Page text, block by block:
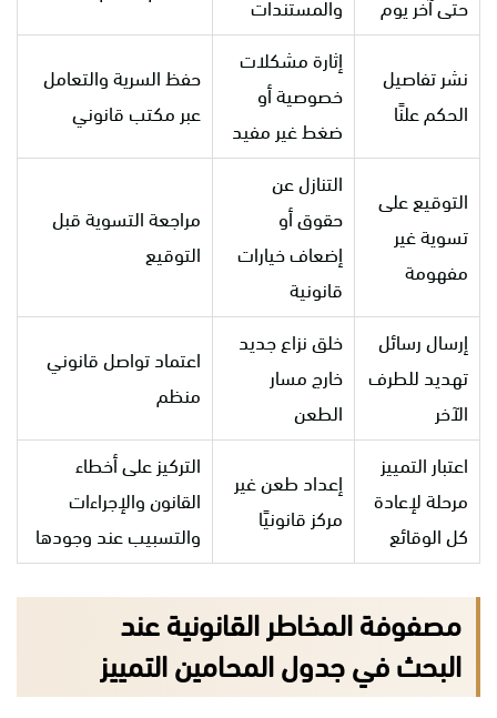
حتى آخر يوم
والمستندات
نشر تفاصيل
الحكم علنًا
إثارة مشكلات
خصوصية أو
ضغط غير مفيد
حفظ السرية والتعامل
عبر مكتب قانوني
التوقيع على
تسوية غير
مفهومة
التنازل عن
حقوق أو
إضعاف خيارات
قانونية
مراجعة التسوية قبل
التوقيع
إرسال رسائل
تهديد للطرف
الآخر
خلق نزاع جديد
خارج مسار
الطعن
اعتماد تواصل قانوني
منظم
اعتبار التمييز
مرحلة لإعادة
كل الوقائع
إعداد طعن غير
مركز قانونيًا
التركيز على أخطاء
القانون والإجراءات
والتسبيب عند وجودها
مصفوفة المخاطر القانونية عند
البحث في جدول المحامين التمييز